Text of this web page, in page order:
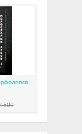
500